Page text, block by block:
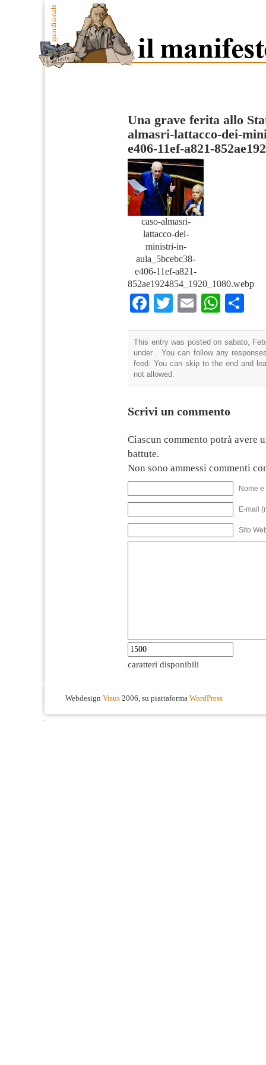
Una grave ferita allo
almasri-lattacco-dei-
e406-11ef-a821-
caso-almasri-
lattacco-dei-
ministri-in-
aula_5bcebc38-
e406-11ef-a821-
852ae1924854_1920_1080.webp
Facebook
TwitterEmail
This entry was posted on sabato,
under . You can follow any
feed. You can skip to the end and
not allowed.
Scrivi un commento
Ciascun commento potrà avere
battute.
Non sono ammessi commenti
Nome
E-mail
Sito
caratteri disponibili
Webdesign Visus 2006, su piattaforma WordPress